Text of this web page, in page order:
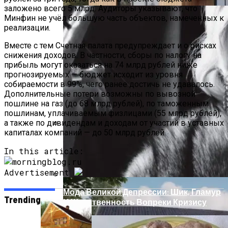
Дом С Минимальными Инженерными
Трассами Для Комфорта И Удобства
Мода Великой Депрессии: Шик, Гламур
И Женственность Вопреки Кризису
заложено всего 5 млрд. Аудиторы указывают, что
Минфин не учёл большую часть объектов, намеченных к
реализации.
Вместе с тем Счетная палата предупреждает и о рисках
снижения доходов. В частности, сборы по налогу на
прибыль могут оказаться на 74 млрд рублей ниже
прогнозируемых — бюджет исходит из уровня
собираемости в 99%, чего ранее достичь не удавалось.
Дополнительные потери возможны по вывозной
пошлине на газ (до 68 млрд рублей), по таможенным
пошлинам, уплачиваемым физлицами (55 млрд рублей),
а также по дивидендам и доходам от участий в уставных
капиталах компаний — до 50 млрд рублей.
In this article:
Advertisement
Trending